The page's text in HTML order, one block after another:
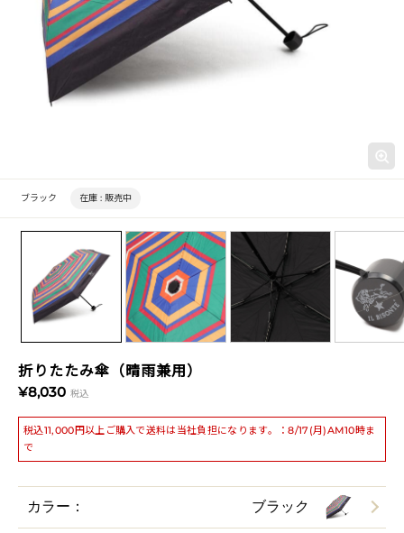
折りたたみ傘（晴雨兼用）
¥8,030 税込
税込11,000円以上ご購入で送料は当社負担になります。：8/17(月)AM10時ま
で
ブラック 在庫 : 販売中
カラー： ブラック